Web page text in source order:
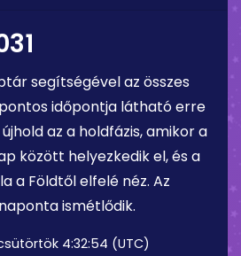
segítségével az összes
időpontja látható erre
újhold az a holdfázis, amikor a
között helyezkedik el, és a
a Földtől elfelé néz. Az
ismétlődik.
4:32:54 (UTC)